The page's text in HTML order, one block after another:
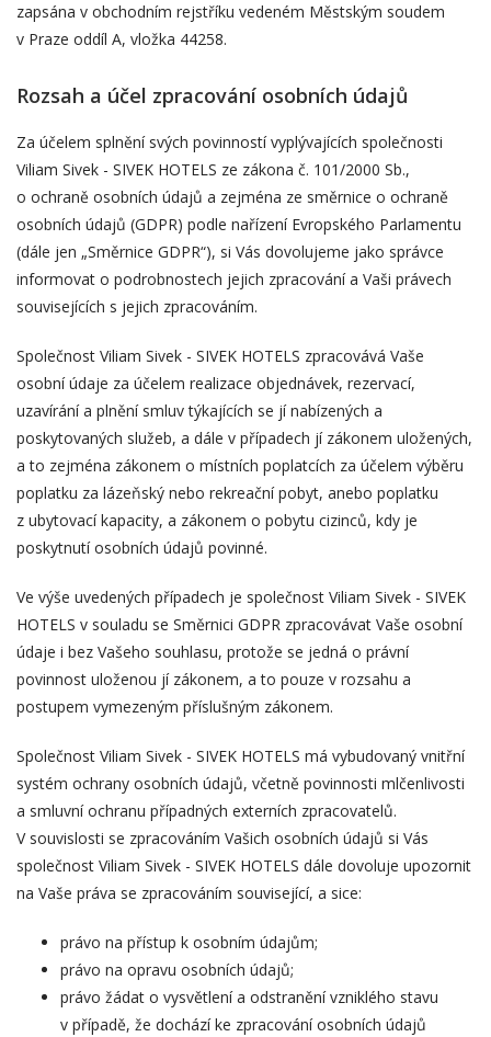
zapsána v obchodním rejstříku vedeném Městským soudem
v Praze oddíl A, vložka 44258.
Rozsah a účel zpracování osobních údajů
Za účelem splnění svých povinností vyplývajících společnosti
Viliam Sivek - SIVEK HOTELS ze zákona č. 101/2000 Sb.,
o ochraně osobních údajů a zejména ze směrnice o ochraně
osobních údajů (GDPR) podle nařízení Evropského Parlamentu
(dále jen „Směrnice GDPR“), si Vás dovolujeme jako správce
informovat o podrobnostech jejich zpracování a Vaši právech
souvisejících s jejich zpracováním.
Společnost Viliam Sivek - SIVEK HOTELS zpracovává Vaše
osobní údaje za účelem realizace objednávek, rezervací,
uzavírání a plnění smluv týkajících se jí nabízených a
poskytovaných služeb, a dále v případech jí zákonem uložených,
a to zejména zákonem o místních poplatcích za účelem výběru
poplatku za lázeňský nebo rekreační pobyt, anebo poplatku
z ubytovací kapacity, a zákonem o pobytu cizinců, kdy je
poskytnutí osobních údajů povinné.
Ve výše uvedených případech je společnost Viliam Sivek - SIVEK
HOTELS v souladu se Směrnici GDPR zpracovávat Vaše osobní
údaje i bez Vašeho souhlasu, protože se jedná o právní
povinnost uloženou jí zákonem, a to pouze v rozsahu a
postupem vymezeným příslušným zákonem.
Společnost Viliam Sivek - SIVEK HOTELS má vybudovaný vnitřní
systém ochrany osobních údajů, včetně povinnosti mlčenlivosti
a smluvní ochranu případných externích zpracovatelů.
V souvislosti se zpracováním Vašich osobních údajů si Vás
společnost Viliam Sivek - SIVEK HOTELS dále dovoluje upozornit
na Vaše práva se zpracováním související, a sice:
právo na přístup k osobním údajům;
právo na opravu osobních údajů;
právo žádat o vysvětlení a odstranění vzniklého stavu
v případě, že dochází ke zpracování osobních údajů